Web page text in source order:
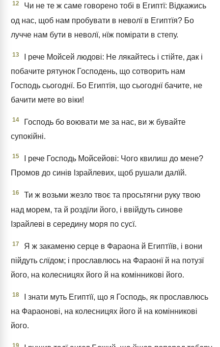
12
Чи не те ж саме говорено тобі в Египтї: Відкажись
од нас, щоб нам пробувати в неволї в Египтїя? Бо
лучче нам бути в неволї, нїж помірати в степу.
13
І рече Мойсей людові: Не лякайтесь і стійте, дак і
побачите рятунок Господень, що сотворить нам
Господь сьогоднї. Бо Египтїя, що сьогоднї бачите, не
бачити мете во віки!
14
Господь бо воювати ме за нас, ви ж бувайте
супокійні.
15
І рече Господь Мойсейові: Чого квилиш до мене?
Промов до синів Ізрайлевих, щоб рушали далїй.
16
Ти ж возьми жезло твоє та просьтягни руку твою
над морем, та й роздїли його, і ввійдуть синове
Ізрайлеві в середину моря по сусї.
17
Я ж закаменю серце в Фараона й Египтїїв, і вони
пійдуть слїдом; і прославлюсь на Фараонї й на потузї
його, на колесницях його й на комінникові його.
18
І знати муть Египтїї, що я Господь, як прославлюсь
на Фараонові, на колесницях його й на комінникові
його.
19